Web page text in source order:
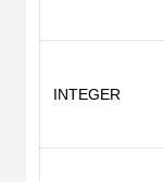
INTEGER